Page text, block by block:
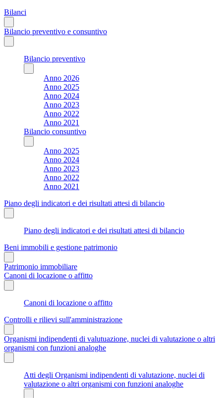
Bilanci
Bilancio preventivo e consuntivo
Bilancio preventivo
Anno 2026
Anno 2025
Anno 2024
Anno 2023
Anno 2022
Anno 2021
Bilancio consuntivo
Anno 2025
Anno 2024
Anno 2023
Anno 2022
Anno 2021
Piano degli indicatori e dei risultati attesi di bilancio
Piano degli indicatori e dei risultati attesi di bilancio
Beni immobili e gestione patrimonio
Patrimonio immobiliare
Canoni di locazione o affitto
Canoni di locazione o affitto
Controlli e rilievi sull'amministrazione
Organismi indipendenti di valutuazione, nuclei di valutazione o altri
organismi con funzioni analoghe
Atti degli Organismi indipendenti di valutazione, nuclei di
valutazione o altri organismi con funzioni analoghe